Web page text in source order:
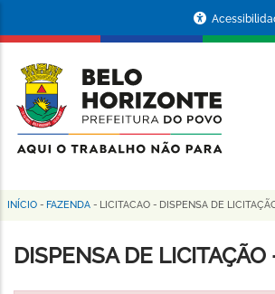
conteúdo
principal
da
Prefeitura
de
Horizonte
Trilha
de
INÍCIO - FAZENDA - LICITACAO - DISPENSA DE
DISPENSA DE